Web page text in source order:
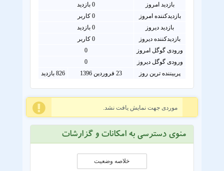
بازدید امروز
0بازدید
بازدیدکننده امروز
0 کاربر
بازدید دیروز
0 بازدید
بازدیدکننده دیروز
0 کاربر
ورودی گوگل امروز
0
ورودی گوگل دیروز
0
پربیننده ترین روز
23 فروردین 1396 826 بازدید
موردی جهت نمایش یافت نشد.
منوی دسترسی به امکانات و گزارشات
خلاصه وضعیت